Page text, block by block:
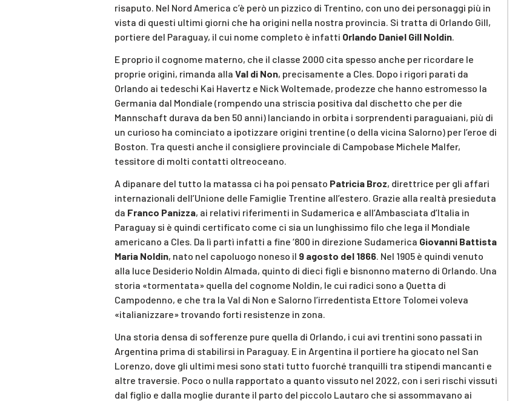
risaputo. Nel Nord America c’è però un pizzico di Trentino, con uno dei personaggi più in
vista di questi ultimi giorni che ha origini nella nostra provincia. Si tratta di Orlando Gill,
portiere del Paraguay, il cui nome completo è infatti Orlando Daniel Gill Noldin.
E proprio il cognome materno, che il classe 2000 cita spesso anche per ricordare le
proprie origini, rimanda alla Val di Non, precisamente a Cles. Dopo i rigori parati da
Orlando ai tedeschi Kai Havertz e Nick Woltemade, prodezze che hanno estromesso la
Germania dal Mondiale (rompendo una striscia positiva dal dischetto che per die
Mannschaft durava da ben 50 anni) lanciando in orbita i sorprendenti paraguaiani, più di
un curioso ha cominciato a ipotizzare origini trentine (o della vicina Salorno) per l’eroe di
Boston. Tra questi anche il consigliere provinciale di Campobase Michele Malfer,
tessitore di molti contatti oltreoceano.
A dipanare del tutto la matassa ci ha poi pensato Patricia Broz, direttrice per gli affari
internazionali dell’Unione delle Famiglie Trentine all’estero. Grazie alla realtà presieduta
da Franco Panizza, ai relativi riferimenti in Sudamerica e all’Ambasciata d’Italia in
Paraguay si è quindi certificato come ci sia un lunghissimo filo che lega il Mondiale
americano a Cles. Da lì partì infatti a fine ‘800 in direzione Sudamerica Giovanni Battista
Maria Noldin, nato nel capoluogo noneso il 9 agosto del 1866 . Nel 1905 è quindi venuto
alla luce Desiderio Noldin Almada, quinto di dieci figli e bisnonno materno di Orlando. Una
storia «tormentata» quella del cognome Noldin, le cui radici sono a Quetta di
Campodenno, e che tra la Val di Non e Salorno l’irredentista Ettore Tolomei voleva
«italianizzare» trovando forti resistenze in zona.
Una storia densa di sofferenze pure quella di Orlando, i cui avi trentini sono passati in
Argentina prima di stabilirsi in Paraguay. E in Argentina il portiere ha giocato nel San
Lorenzo, dove gli ultimi mesi sono stati tutto fuorché tranquilli tra stipendi mancanti e
altre traversie. Poco o nulla rapportato a quanto vissuto nel 2022, con i seri rischi vissuti
dal figlio e dalla moglie durante il parto del piccolo Lautaro che si assommavano ai